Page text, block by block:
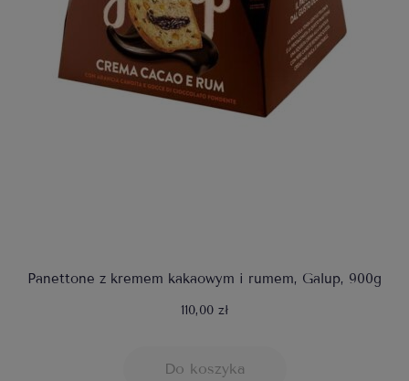
Panettone z kremem kakaowym i rumem, Galup, 900g
110,00 zł
Do koszyka